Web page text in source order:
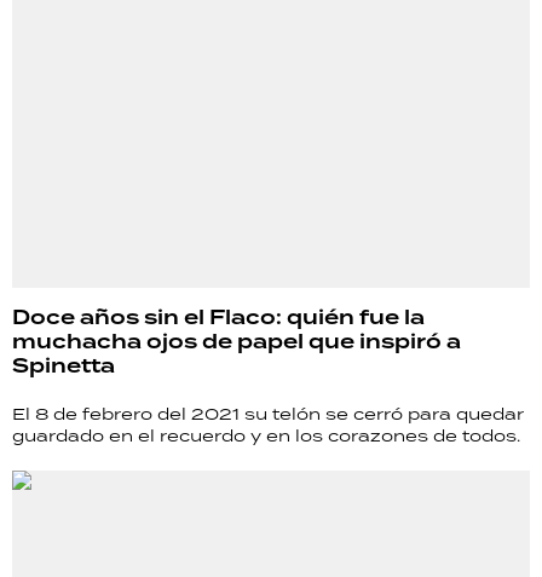
Doce años sin el Flaco: quién fue la
muchacha ojos de papel que inspiró a
Spinetta
El 8 de febrero del 2021 su telón se cerró para quedar
guardado en el recuerdo y en los corazones de todos.